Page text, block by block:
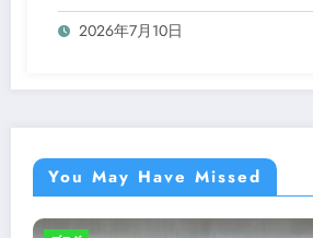
2026年7月10日
You May Have Missed